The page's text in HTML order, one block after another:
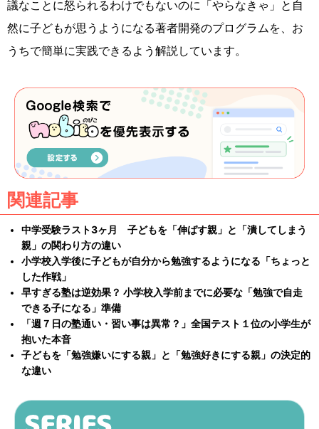
議なことに怒られるわけでもないのに「やらなきゃ」と自
然に子どもが思うようになる著者開発のプログラムを、お
うちで簡単に実践できるよう解説しています。
関連記事
中学受験ラスト3ヶ月 子どもを「伸ばす親」と「潰してしまう
親」の関わり方の違い
小学校入学後に子どもが自分から勉強するようになる「ちょっと
した作戦」
早すぎる塾は逆効果？ 小学校入学前までに必要な「勉強で自走
できる子になる」準備
「週７日の塾通い・習い事は異常？」全国テスト１位の小学生が
抱いた本音
子どもを「勉強嫌いにする親」と「勉強好きにする親」の決定的
な違い